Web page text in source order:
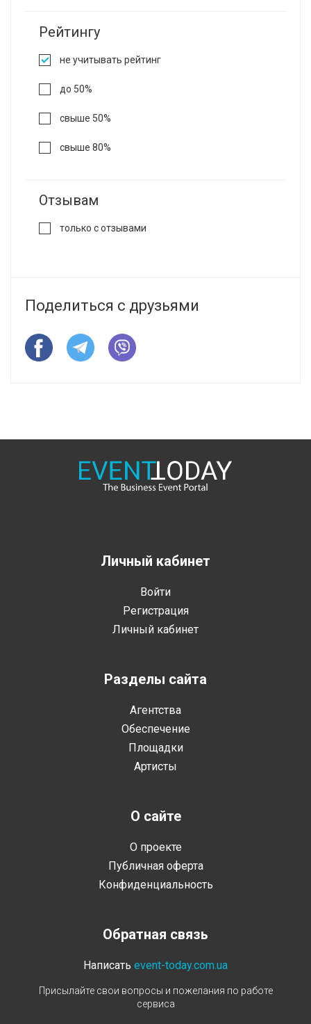
Рейтингу
не учитывать рейтинг
до 50%
свыше 50%
свыше 80%
Отзывам
только с отзывами
Поделиться с друзьями
Личный кабинет
Войти
Регистрация
Личный кабинет
Разделы сайта
Агентства
Обеспечение
Площадки
Артисты
О сайте
О проекте
Публичная оферта
Конфиденциальность
Обратная связь
Написать event-today.com.ua
Присылайте свои вопросы и пожелания по работе
сервиса